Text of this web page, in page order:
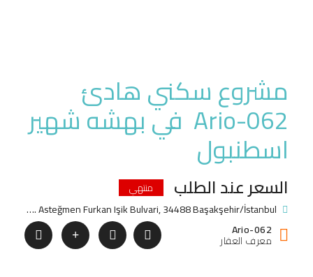
مشروع سكني هادئ
Ario-062 في بهشه شهير
اسطنبول
السعر عند الطلب
منتهي
Bahçeşehir 2. Kısım, Şht. Asteğmen Furkan Işik Bulvari, 34488 Başakşehir/İstanbul
Ario-062
معرف العقار